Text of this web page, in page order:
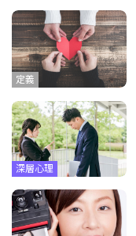
定義
深層心理